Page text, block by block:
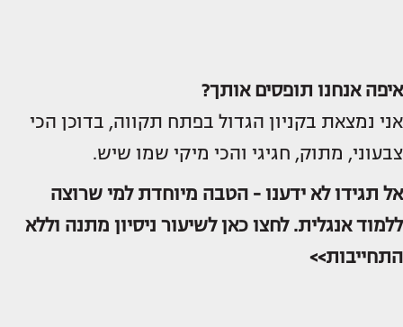
איפה אנחנו תופסים אותך?
אני נמצאת בקניון הגדול בפתח תקווה, בדוכן הכי
צבעוני, מתוק, חגיגי והכי מיקי שמו שיש.
אל תגידו לא ידענו - הטבה מיוחדת למי שרוצה
ללמוד אנגלית. לחצו כאן לשיעור ניסיון מתנה וללא
התחייבות>>